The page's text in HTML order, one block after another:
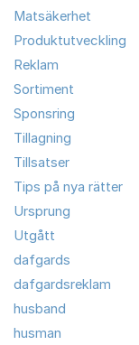
Matsäkerhet
Produktutveckling
Reklam
Sortiment
Sponsring
Tillagning
Tillsatser
Tips på nya rätter
Ursprung
Utgått
dafgards
dafgardsreklam
husband
husman